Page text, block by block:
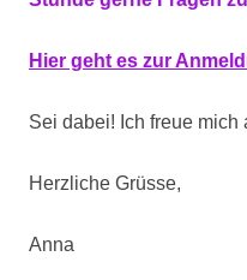
Hier geht es zur
Sei dabei! Ich freue mich
Herzliche Grüsse,
Anna